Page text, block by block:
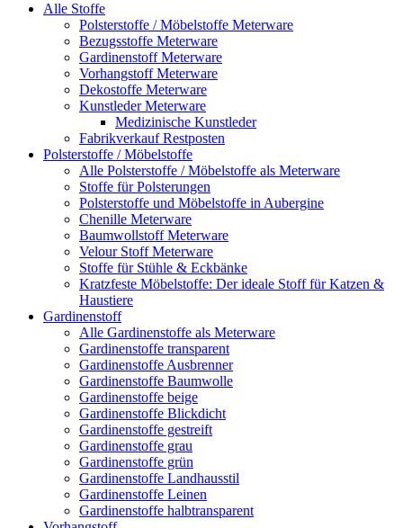
Alle Stoffe
Polsterstoffe / Möbelstoffe Meterware
Bezugsstoffe Meterware
Gardinenstoff Meterware
Vorhangstoff Meterware
Dekostoffe Meterware
Kunstleder Meterware
Medizinische Kunstleder
Fabrikverkauf Restposten
Polsterstoffe / Möbelstoffe
Alle Polsterstoffe / Möbelstoffe als Meterware
Stoffe für Polsterungen
Polsterstoffe und Möbelstoffe in Aubergine
Chenille Meterware
Baumwollstoff Meterware
Velour Stoff Meterware
Stoffe für Stühle & Eckbänke
Kratzfeste Möbelstoffe: Der ideale Stoff für Katzen &
Haustiere
Gardinenstoff
Alle Gardinenstoffe als Meterware
Gardinenstoffe transparent
Gardinenstoffe Ausbrenner
Gardinenstoffe Baumwolle
Gardinenstoffe beige
Gardinenstoffe Blickdicht
Gardinenstoffe gestreift
Gardinenstoffe grau
Gardinenstoffe grün
Gardinenstoffe Landhausstil
Gardinenstoffe Leinen
Gardinenstoffe halbtransparent